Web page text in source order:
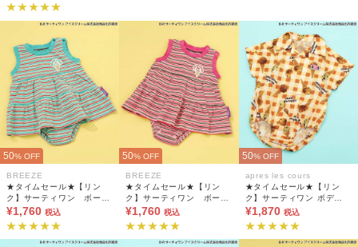
50% OFF
BREEZE
★タイムセール★【リン
ク】サーティワン ボーダ
ーティアードボディオール
¥1,760 税込
50% OFF
BREEZE
★タイムセール★【リン
ク】サーティワン ボーダ
ーティアードボディオール
¥1,760 税込
50% OFF
apres les cours
★タイムセール★【リン
ク】サーティワン ボディ
ースーツ
¥1,870 税込